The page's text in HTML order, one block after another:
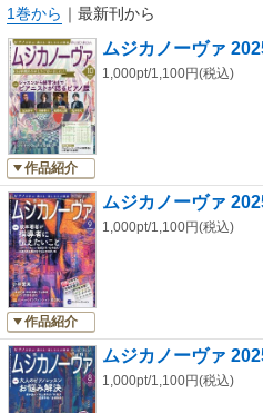
ノランドフェスティバル2025 vol.26（
「シューマン《子どもの情景》の勉強
リニック（奈良井巳城）ピアノにつな
池悦子）脳神経内科医のピアニストが
おける脳と身体のしくみ（上杉春雄）
ない弾き方（泉谷地春）演奏会批評
横原千史）いつものレッスンに活かせ
（有泉久美子）小学生から学べる み
原真理子）奏者に聞く 須田美穂著者
スンこぼれ話（横田明子）ＣＤ＆ＢＯ
連載執筆者を深掘り！ Ｑ＆Ａコーナー
1巻から ｜ 最新刊から
作品紹介
ムジカノーヴァ
1,000pt/1,100円(税込)
作品紹介
ムジカノーヴァ
1,000pt/1,100円(税込)
ムジカノーヴァ
1,000pt/1,100円(税込)